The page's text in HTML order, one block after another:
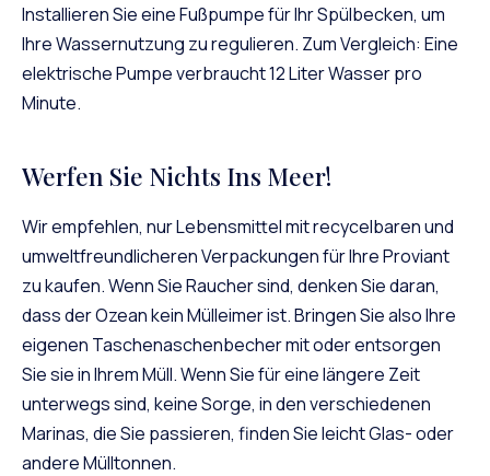
Installieren Sie eine Fußpumpe für Ihr Spülbecken, um
Ihre Wassernutzung zu regulieren. Zum Vergleich: Eine
elektrische Pumpe verbraucht 12 Liter Wasser pro
Minute.
Werfen Sie Nichts Ins Meer!
Wir empfehlen, nur Lebensmittel mit recycelbaren und
umweltfreundlicheren Verpackungen für IhreProviant
zu kaufen. Wenn Sie Raucher sind, denken Sie daran,
dass der Ozean kein Mülleimer ist. Bringen Sie also Ihre
eigenen Taschenaschenbecher mit oder entsorgen
Sie sie in Ihrem Müll. Wenn Sie für eine längere Zeit
unterwegs sind, keine Sorge, in den verschiedenen
Marinas, die Sie passieren, finden Sie leicht Glas- oder
andere Mülltonnen.